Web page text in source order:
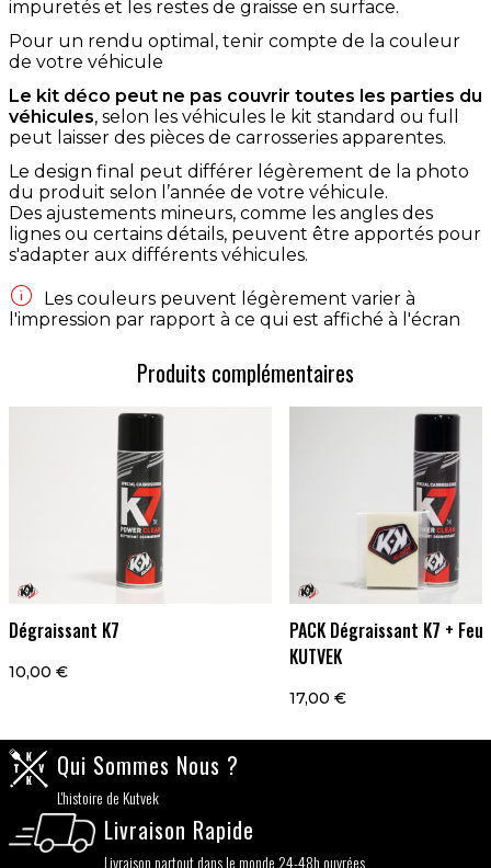
impuretés et les restes de graisse en surface.
Pour un rendu optimal, tenir compte de la couleur
de votre véhicule
Le kit déco peut ne pas couvrir toutes les parties du
véhicules, selon les véhicules le kit standard ou full
peut laisser des pièces de carrosseries apparentes.
Le design final peut différer légèrement de la photo
du produit selon l’année de votre véhicule.
Des ajustements mineurs, comme les angles des
lignes ou certains détails, peuvent être apportés pour
s'adapter aux différents véhicules.

Les couleurs peuvent légèrement varier à
l'impression par rapport à ce qui est affiché à l'écran
Produits complémentaires
Dégraissant K7
10,00 €
PACK Dégraissant K7 +
KUTVEK
17,00 €
Qui Sommes Nous ?
L'histoire de Kutvek
Livraison Rapide
Livraison partout dans le monde 24-48h ouvrées